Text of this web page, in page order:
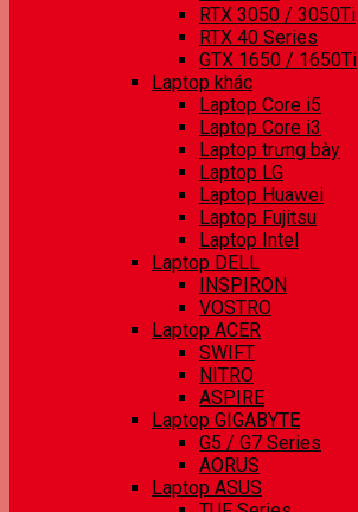
RTX 3050 / 3050Ti
RTX 40 Series
GTX 1650 / 1650Ti
Laptop khác
Laptop Core i5
Laptop Core i3
Laptop trưng bày
Laptop LG
Laptop Huawei
Laptop Fujitsu
Laptop Intel
Laptop DELL
INSPIRON
VOSTRO
Laptop ACER
SWIFT
NITRO
ASPIRE
Laptop GIGABYTE
G5 / G7 Series
AORUS
Laptop ASUS